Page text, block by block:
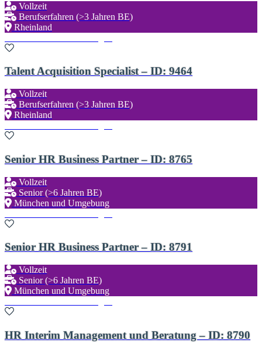
Vollzeit
Berufserfahren (>3 Jahren BE)
Rheinland
Talent Acquisition Specialist – ID: 9464
Vollzeit
Berufserfahren (>3 Jahren BE)
Rheinland
Senior HR Business Partner – ID: 8765
Vollzeit
Senior (>6 Jahren BE)
München und Umgebung
Senior HR Business Partner – ID: 8791
Vollzeit
Senior (>6 Jahren BE)
München und Umgebung
HR Interim Management und Beratung – ID: 8790